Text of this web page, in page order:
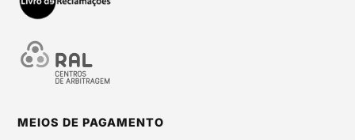
MEIOS DE PAGAMENTO